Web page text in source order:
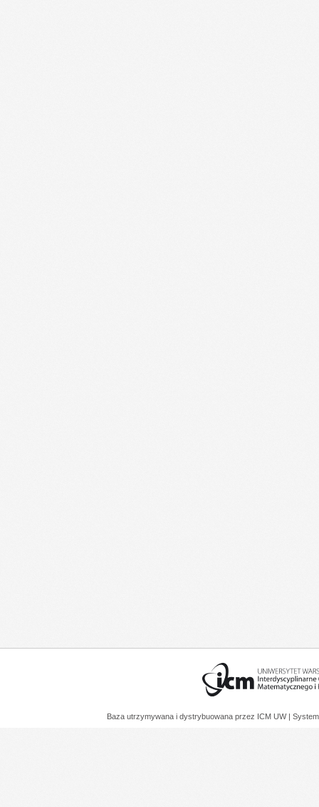
Baza utrzymywana i dystrybuowana przez ICM UW |